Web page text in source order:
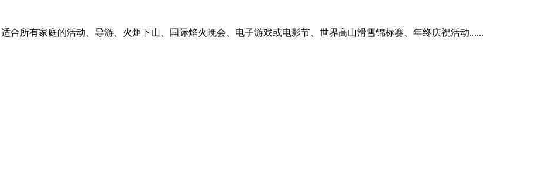
合所有家庭的活动、导游、火炬下山、国际焰火晚会、电子游戏或电影节、世界高山滑雪锦标赛、年终庆祝活动......